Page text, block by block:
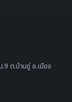
.9 ต.บ้านดู่ อ.เมือง